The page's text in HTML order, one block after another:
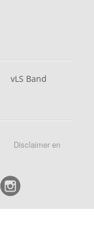
vLS Band
Disclaimer en